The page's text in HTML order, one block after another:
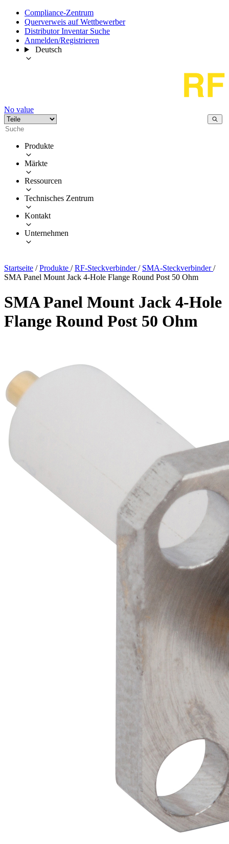
Compliance-Zentrum
Querverweis auf Wettbewerber
Distributor Inventar Suche
Anmelden/Registrieren
Deutsch
No value
Produkte
Märkte
Ressourcen
Technisches Zentrum
Kontakt
Unternehmen
Startseite / Produkte / RF-Steckverbinder/ SMA-Steckverbinder/
SMA Panel Mount Jack 4-Hole Flange Round Post 50 Ohm
SMA Panel Mount Jack 4-Hole
Flange Round Post 50 Ohm